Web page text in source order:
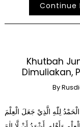
Continue
Khutbah
Dimuliakan,
By
لِلّٰهِ الَّذِيْ جَعَلَ الْعِلْمَ